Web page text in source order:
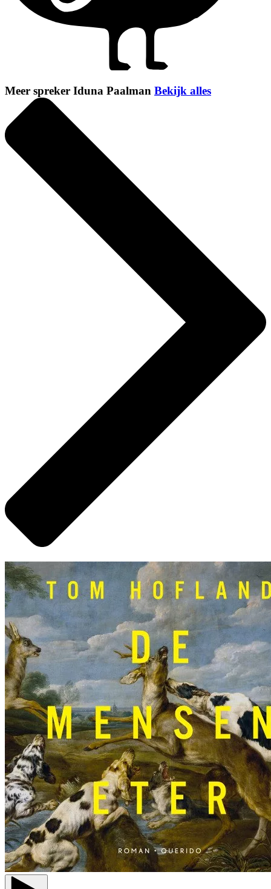
Meer spreker Iduna Paalman Bekijk alles